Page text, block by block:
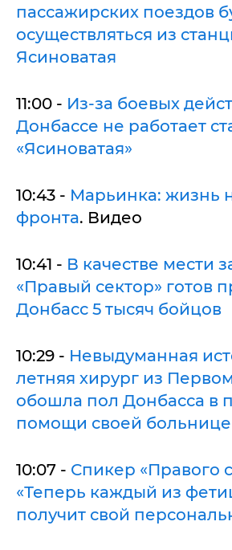
пассажирских поездов
осуществляться из
Ясиноватая
11:00 - Из-за боевых
Донбассе не работает
«Ясиноватая»
10:43 - Марьинка: жизнь
фронта. Видео
10:41 - В качестве мести
«Правый сектор» готов
Донбасс 5 тысяч бойцов
10:29 - Невыдуманная
летняя хирург из
обошла пол Донбасса в
помощи своей больнице
10:07 - Спикер «Правого
«Теперь каждый из
получит свой